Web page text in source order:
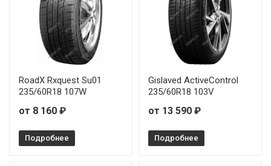
RoadX Rxquest Su01
235/60R18 107W
от 8 160 ₽
Подробнее
Gislaved ActiveControl
235/60R18 103V
от 13 590 ₽
Подробнее